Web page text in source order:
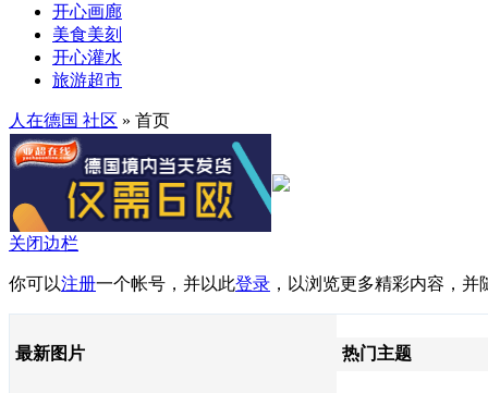
开心画廊
美食美刻
开心灌水
旅游超市
人在德国 社区 » 首页
关闭边栏
你可以注册一个帐号，并以此登录 ，以浏览更多精彩内容，
最新图片 热门主题